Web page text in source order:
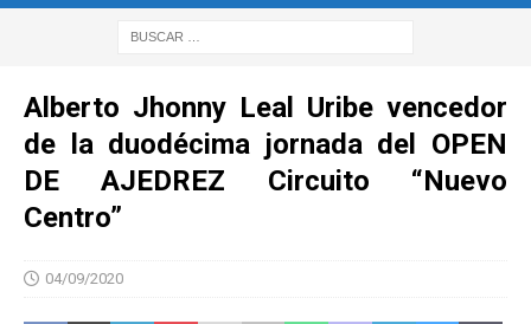
Alberto Jhonny Leal Uribe vencedor
de la duodécima jornada del OPEN
DE AJEDREZ Circuito “Nuevo
Centro”
04/09/2020